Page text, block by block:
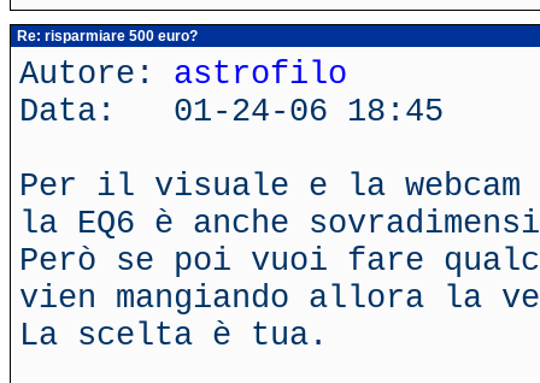
Re: risparmiare 500 euro?
Autore: astrofilo
Data: 01-24-06 18:45
Per il visuale e la webcam
la EQ6 è anche
Però se poi vuoi fare
vien mangiando allora la
La scelta è tua.